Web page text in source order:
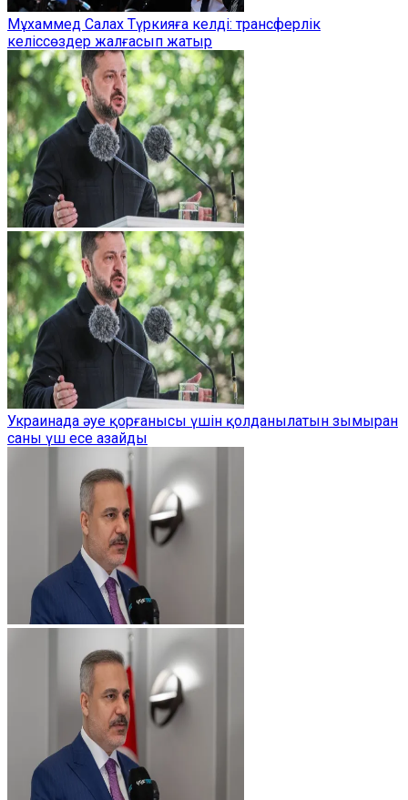
Мұхаммед Салах Түркияға келді: трансферлік
келіссөздер жалғасып жатыр
Украинада әуе қорғанысы үшін қолданылатын зымыран
саны үш есе азайды